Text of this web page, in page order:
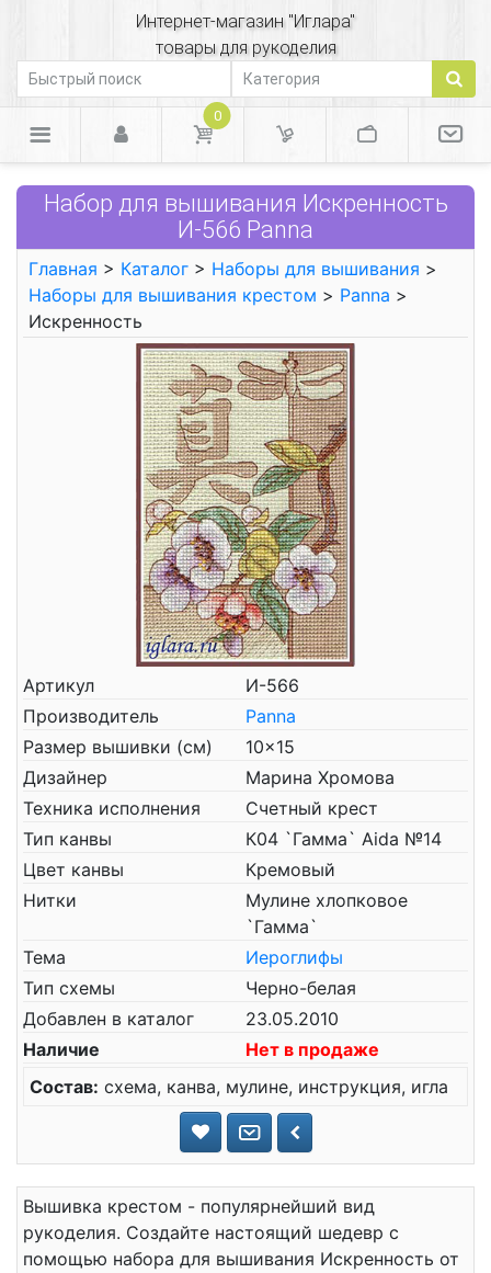
Интернет-магазин "Иглара"
товары для рукоделия
0
Набор для вышивания Искренность
И-566 Panna
Главная > Каталог > Наборы для вышивания >
Наборы для вышивания крестом > Panna >
Искренность
Артикул
И-566
Производитель
Panna
Размер вышивки (см)
10x15
Дизайнер
Марина Хромова
Техника исполнения
Счетный крест
Тип канвы
К04 `Гамма` Aida №14
Цвет канвы
Кремовый
Нитки
Мулине хлопковое
`Гамма`
Тема
Иероглифы
Тип схемы
Черно-белая
Добавлен в каталог
23.05.2010
Наличие
Нет в продаже
Состав: схема, канва, мулине, инструкция, игла
Вышивка крестом - популярнейший вид
рукоделия. Создайте настоящий шедевр с
помощью набора для вышивания Искренность от